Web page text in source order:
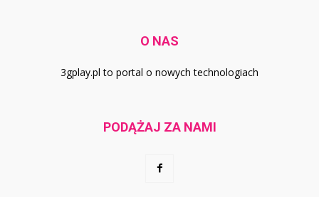
O NAS
3gplay.pl to portal o nowych technologiach
PODĄŻAJ ZA NAMI